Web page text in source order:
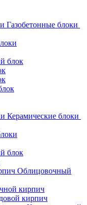
Газобетонные блоки
блок
Керамические блоки
блок
Облицовочный
кирпич
кирпич